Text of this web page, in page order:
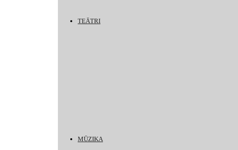
TEĀTRI
MŪZIKA